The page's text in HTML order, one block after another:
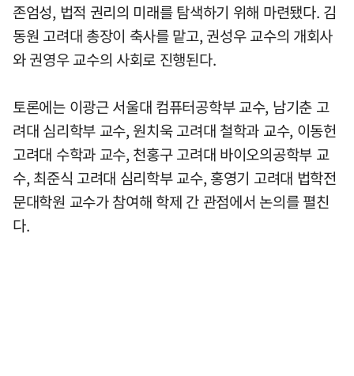
존엄성, 법적 권리의 미래를 탐색하기 위해 마련됐다. 김
동원 고려대 총장이 축사를 맡고, 권성우 교수의 개회사
와 권영우 교수의 사회로 진행된다.
토론에는 이광근 서울대 컴퓨터공학부 교수, 남기춘 고
려대 심리학부 교수, 원치욱 고려대 철학과 교수, 이동헌
고려대 수학과 교수, 천홍구 고려대 바이오의공학부 교
수, 최준식 고려대 심리학부 교수, 홍영기 고려대 법학전
문대학원 교수가 참여해 학제 간 관점에서 논의를 펼친
다.